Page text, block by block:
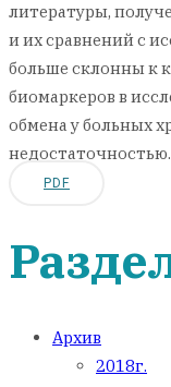
литературы,
и их сравнений с
больше склонны к
биомаркеров в
обмена у больных
недостаточностью.
PDF
Архив
2018г.